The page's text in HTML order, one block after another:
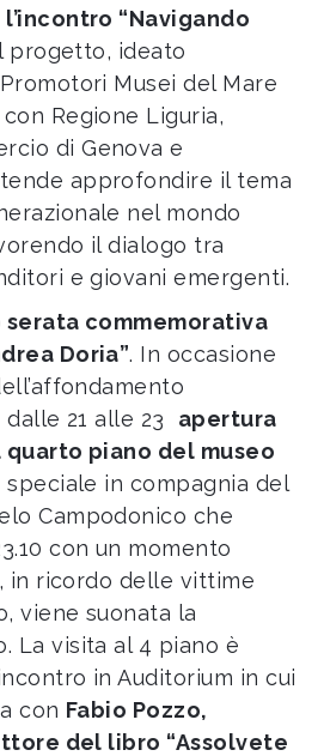
“Navigando
progetto, ideato
Musei del Mare
Regione Liguria,
di Genova e
approfondire il tema
nel mondo
il dialogo tra
e giovani emergenti.
serata commemorativa
Doria”. In occasione
dalle 21 alle 23 apertura
piano del museo
in compagnia del
Campodonico che
con un momento
in ricordo delle vittime
viene suonata la
La visita al 4 piano è
in Auditorium in cui
con Fabio Pozzo,
del libro “Assolvete